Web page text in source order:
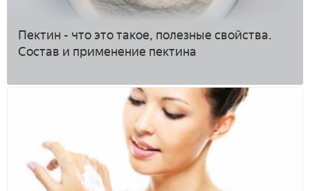
Пектин - что это такое, полезные свойства.
Состав и применение пектина